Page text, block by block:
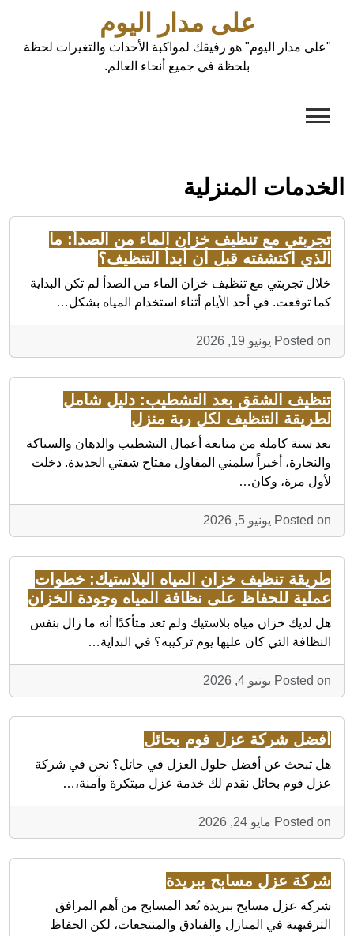
content
على مدار اليوم
"على مدار اليوم" هو رفيقك لمواكبة الأحداث والتغيرات لحظة
بلحظة في جميع أنحاء العالم.
الخدمات المنزلية
تجربتي مع تنظيف خزان الماء من الصدأ: ما
الذي اكتشفته قبل أن أبدأ التنظيف؟
خلال تجربتي مع تنظيف خزان الماء من الصدأ لم تكن البداية
كما توقعت. في أحد الأيام أثناء استخدام المياه بشكل…
Posted on يونيو 19, 2026
تنظيف الشقق بعد التشطيب: دليل شامل
لطريقة التنظيف لكل ربة منزل
بعد سنة كاملة من متابعة أعمال التشطيب والدهان والسباكة
والنجارة، أخيراً سلمني المقاول مفتاح شقتي الجديدة. دخلت
لأول مرة، وكان…
Posted on يونيو 5, 2026
طريقة تنظيف خزان المياه البلاستيك: خطوات
عملية للحفاظ على نظافة المياه وجودة الخزان
هل لديك خزان مياه بلاستيك ولم تعد متأكدًا أنه ما زال بنفس
النظافة التي كان عليها يوم تركيبه؟ في البداية…
Posted on يونيو 4, 2026
أفضل شركة عزل فوم بحائل
هل تبحث عن أفضل حلول العزل في حائل؟ نحن في شركة
عزل فوم بحائل نقدم لك خدمة عزل مبتكرة وآمنة،…
Posted on مايو 24, 2026
شركة عزل مسابح ببريدة
شركة عزل مسابح ببريدة تُعد المسابح من أهم المرافق
الترفيهية في المنازل والفنادق والمنتجعات، لكن الحفاظ